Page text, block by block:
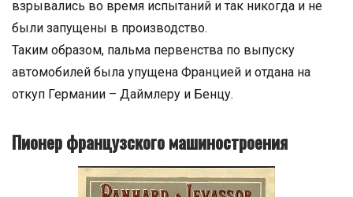
взрывались во время испытаний и так никогда и не
были запущены в производство.
Таким образом, пальма первенства по выпуску
автомобилей была упущена Францией и отдана на
откуп Германии – Даймлеру и Бенцу.
Пионер французского машиностроения